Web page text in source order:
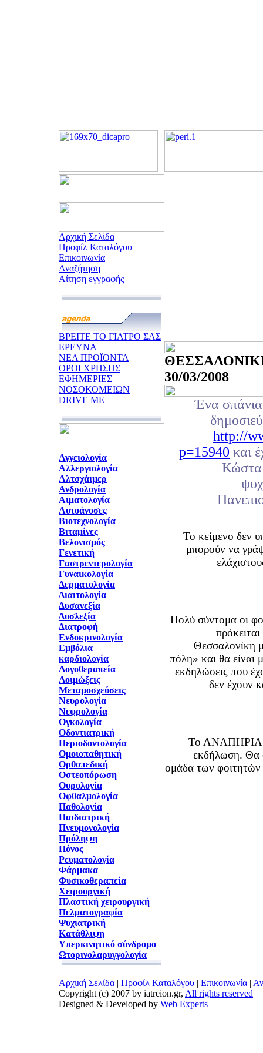
Αρχική Σελίδα
Προφίλ Καταλόγου
Επικοινωνία
Αναζήτηση
Αίτηση εγγραφής
ΒΡΕΙΤΕ ΤΟ ΓΙΑΤΡΟ ΣΑΣ
ΕΡΕΥΝΑ
ΝΕΑ ΠΡΟΪΟΝΤΑ
ΟΡΟΙ ΧΡΗΣΗΣ
ΕΦΗΜΕΡΙΕΣ
ΝΟΣΟΚΟΜΕΙΩΝ
DRIVE ME
Αγγειολογία
Αλλεργιολογία
Αλτσχάιμερ
Ανδρολογία
Αιματολογία
Αυτοάνοσες
Βιοτεχνολογία
Βιταμίνες
Βελονισμός
Γενετική
Γαστρεντερολογία
Γυναικολογία
Δερματολογία
Διαιτολογία
Δυσανεξία
Δυσλεξία
Διατροφή
Ενδοκρινολογία
Εμβόλια
καρδιολογία
Λογοθεραπεία
Λοιμώξεις
Μεταμοσχεύσεις
Νευρολογία
Νεφρολογία
Ογκολογία
Οδοντιατρική
Περιοδοντολογία
Ομοιοπαθητική
Ορθοπεδική
Οστεοπόρωση
Ουρολογία
Οφθαλμολογία
Παθολογία
Παιδιατρική
Πνευμονολογία
Πρόληψη
Πόνος
Ρευματολογία
Φάρμακα
Φυσικοθεραπεία
Χειρουργική
Πλαστική χειρουργική
Πελματογραφία
Ψυχιατρική
Κατάθλιψη
Υπερκινητικό σύνδρομο
Ωτορινολαρυγγολογία
30/03/2008
Ένα
http://
p=15940 και
Κώστα
Το κείμενο δεν
μπορούν να
Πολύ σύντομα οι
Θεσσαλονίκη
πόλη» και θα είναι
εκδηλώσεις που
δεν έχουν
Το ΑΝΑΠΗΡΙΑ
εκδήλωση. Θα
ομάδα των φοιτητών
Αρχική Σελίδα | Προφίλ Καταλόγου | Επικοινωνία |
Copyright (c) 2007 by iatreion.gr, All rights reserved
Designed & Developed by Web Experts